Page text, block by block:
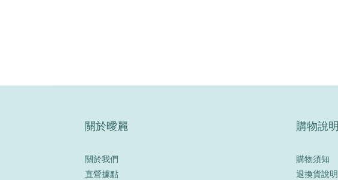
關於曖麗
關於我們
直營據點
購物說明
購物須知
退換貨說明